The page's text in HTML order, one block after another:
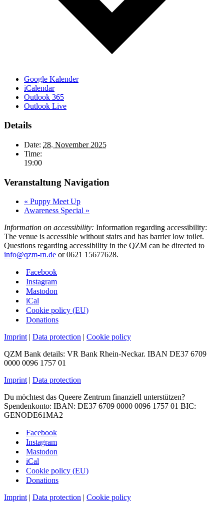
Google Kalender
iCalendar
Outlook 365
Outlook Live
Details
Date: 28. November 2025
Time:
19:00
Veranstaltung Navigation
« Puppy Meet Up
Awareness Special »
Information on accessibility: Information regarding accessibility:
The venue is accessible without stairs and has barrier low toilet.
Questions regarding accessibility in the QZM can be directed to
info@qzm-rn.de or 0621 15677628.
Facebook
Instagram
Mastodon
iCal
Cookie policy (EU)
Donations
Imprint | Data protection | Cookie policy
QZM Bank details: VR Bank Rhein-Neckar. IBAN DE37 6709
0000 0096 1757 01
Imprint | Data protection
Du möchtest das Queere Zentrum finanziell unterstützen?
Spendenkonto: IBAN: DE37 6709 0000 0096 1757 01 BIC:
GENODE61MA2
Facebook
Instagram
Mastodon
iCal
Cookie policy (EU)
Donations
Imprint | Data protection | Cookie policy